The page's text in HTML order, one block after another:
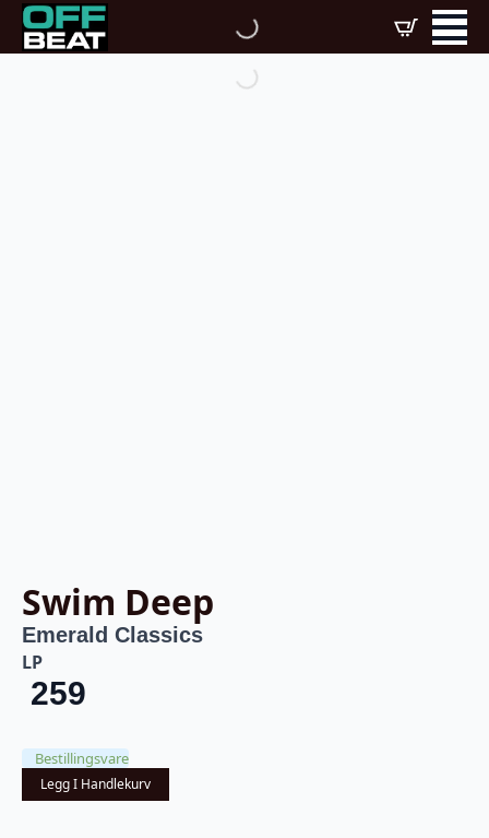
Swim Deep
Emerald Classics
LP
259
Bestillingsvare
Legg I Handlekurv